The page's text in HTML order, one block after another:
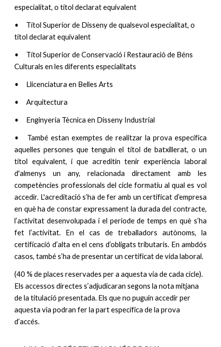
especialitat, o títol declarat equivalent
•
Títol Superior de Disseny de qualsevol especialitat, o
títol declarat equivalent
•
Títol Superior de Conservació i Restauració de Béns
Culturals en les diferents especialitats
• Llicenciatura en Belles Arts
• Arquitectura
• Enginyeria Tècnica en Disseny Industrial
•
També estan exemptes de realitzar la prova específica
aquelles persones que tenguin el títol de batxillerat, o un
títol equivalent, i que acreditin tenir experiència laboral
d'almenys un any, relacionada directament amb les
competències professionals del cicle formatiu al qual es vol
accedir. L'acreditació s’ha de fer amb un certificat d’empresa
en què ha de constar expressament la durada del contracte,
l’activitat desenvolupada i el període de temps en què s’ha
fet l’activitat. En el cas de treballadors autònoms, la
certificació d’alta en el cens d’obligats tributaris. En ambdós
casos, també s’ha de presentar un certificat de vida laboral.
(40 % de places reservades per a aquesta via de cada cicle).
Els accessos directes s’adjudicaran segons la nota mitjana
de la titulació presentada. Els que no puguin accedir per
aquesta via podran fer la part específica de la prova
d’accés.